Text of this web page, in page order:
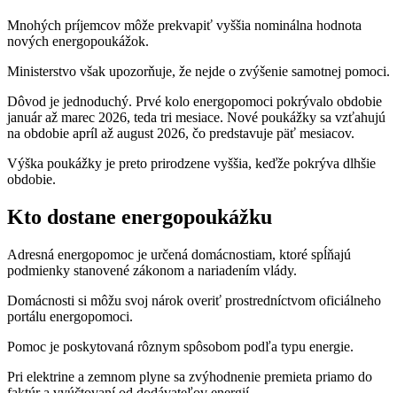
Mnohých príjemcov môže prekvapiť vyššia nominálna hodnota
nových energopoukážok.
Ministerstvo však upozorňuje, že nejde o zvýšenie samotnej pomoci.
Dôvod je jednoduchý. Prvé kolo energopomoci pokrývalo obdobie
január až marec 2026, teda tri mesiace. Nové poukážky sa vzťahujú
na obdobie apríl až august 2026, čo predstavuje päť mesiacov.
Výška poukážky je preto prirodzene vyššia, keďže pokrýva dlhšie
obdobie.
Kto dostane energopoukážku
Adresná energopomoc je určená domácnostiam, ktoré spĺňajú
podmienky stanovené zákonom a nariadením vlády.
Domácnosti si môžu svoj nárok overiť prostredníctvom oficiálneho
portálu energopomoci.
Pomoc je poskytovaná rôznym spôsobom podľa typu energie.
Pri elektrine a zemnom plyne sa zvýhodnenie premieta priamo do